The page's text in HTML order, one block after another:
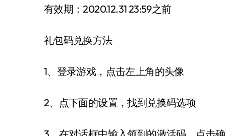
有效期：2020.12.31 23:59之前
礼包码兑换方法
1、登录游戏，点击左上角的头像
2、点下面的设置，找到兑换码选项